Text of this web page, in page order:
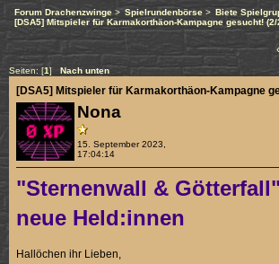
Forum Drachenzwinge > Spielrundenbörse> Biete
[DSA5] Mitspieler für Karmakorthäon-Kampagne gesucht! (2/
Seiten: [1] Nach unten
Nona
15. September 2023,
17:04:14
[DSA5] Mitspieler für Karmakorthäon-Kampagne
"Sternenwall &
neue Held:innen
Hallöchen ihr Lieben,